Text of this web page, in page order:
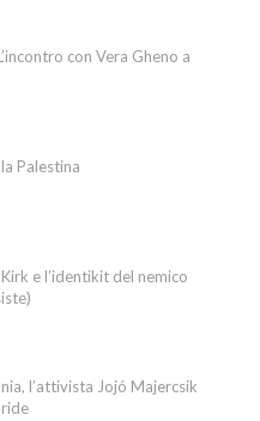
con Vera Gheno a
Palestina
e l’identikit del nemico
l’attivista Jojó Majercsik